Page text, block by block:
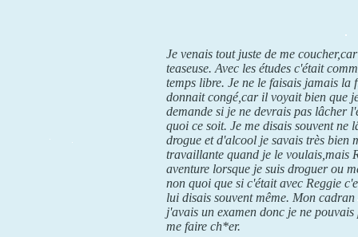
Je venais tout juste de me
teaseuse. Avec les études c'était
temps libre. Je ne le faisais jamais la
donnait congé,car il voyait bien que
demande si je ne devrais pas lâcher
quoi ce soit. Je me disais souvent ne
drogue et d'alcool je savais très bien
travaillante quand je le voulais,mais
aventure lorsque je suis droguer ou
non quoi que si c'était avec Reggie
lui disais souvent même. Mon
j'avais un examen donc je ne
me faire ch*er.